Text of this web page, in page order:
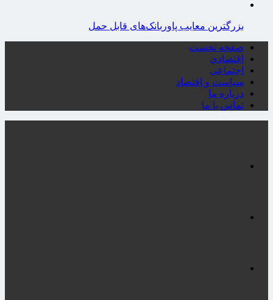
بزرگترین معایب پاوربانک‌های قابل حمل
صفحه نخست
اقتصادی
اجتماعی
سیاست و اقتصاد
درباره ما
تماس با ما